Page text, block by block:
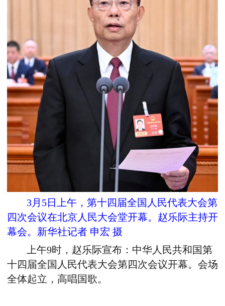
3月5日上午，第十四届全国人民代表大会第
四次会议在北京人民大会堂开幕。赵乐际主持开
幕会。新华社记者 申宏 摄
上午9时，赵乐际宣布：中华人民共和国第
十四届全国人民代表大会第四次会议开幕。会场
全体起立，高唱国歌。